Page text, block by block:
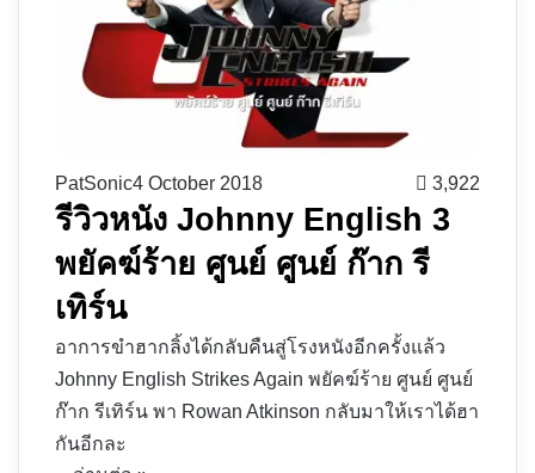
PatSonic4 October 2018 3,922
รีวิวหนัง Johnny English 3
พยัคฆ์ร้าย ศูนย์ ศูนย์ ก๊าก รี
เทิร์น
อาการขำฮากลิ้งได้กลับคืนสู่โรงหนังอีกครั้งแล้ว
Johnny English Strikes Again พยัคฆ์ร้าย ศูนย์ ศูนย์
ก๊าก รีเทิร์น พา Rowan Atkinson กลับมาให้เราได้ฮา
กันอีกละ